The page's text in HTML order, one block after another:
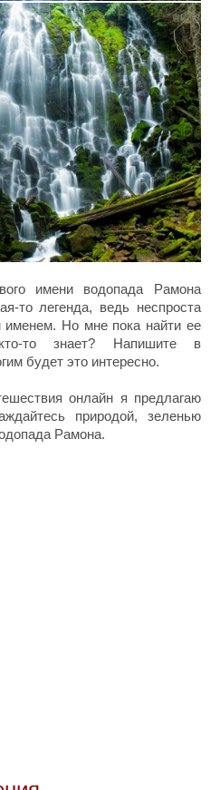
имени водопада Рамона
то легенда, ведь неспроста
именем. Но мне пока найти ее
то знает? Напишите в
будет это интересно.
онлайн я предлагаю
природой, зеленью
Рамона.